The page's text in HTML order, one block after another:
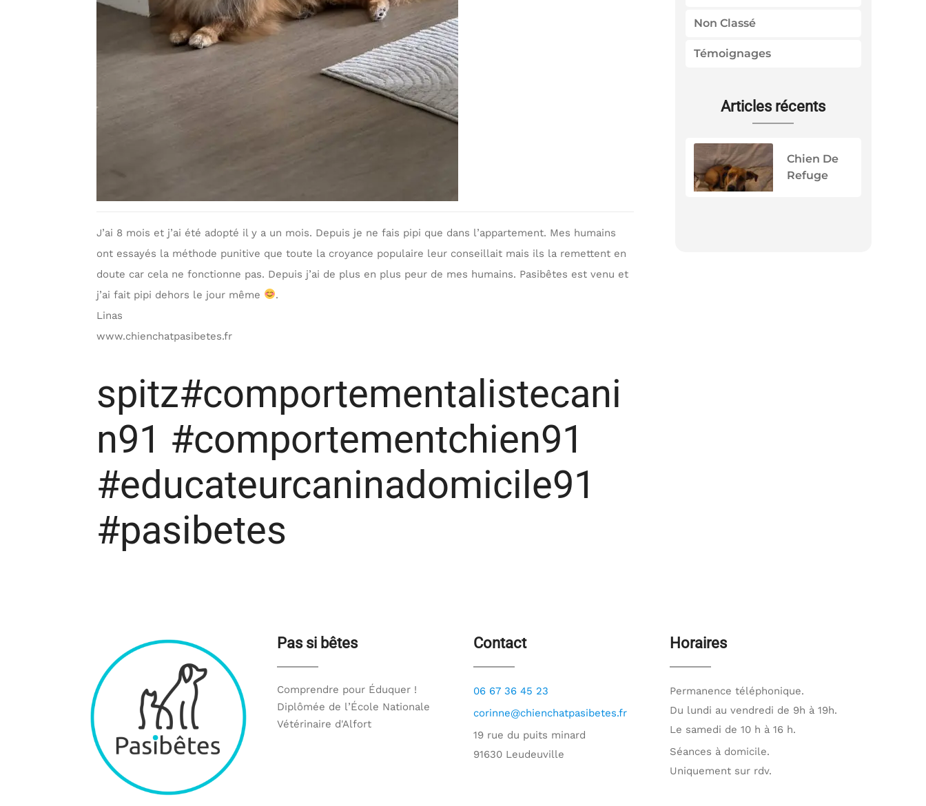
J’ai 8 mois et j’ai été adopté il y a un mois. Depuis je ne fais pipi que dans l’appartement. Mes humains
ont essayés la méthode punitive que toute la croyance populaire leur conseillait mais ils la remettent en
doute car cela ne fonctionne pas. Depuis j’ai de plus en plus peur de mes humains. Pasibêtes est venu et
j’ai fait pipi dehors le jour même
.
Linas
www.chienchatpasibetes.fr
spitz#comportementalistecani
n91 #comportementchien91
#educateurcaninadomicile91
#pasibetes
Non Classé
Témoignages
Articles récents
Chien De
Refuge
Pas si bêtes
Comprendre pour Éduquer !
Diplômée de l’École Nationale
Vétérinaire d'Alfort
Contact
06 67 36 45 23
corinne@chienchatpasibetes.fr
19 rue du puits minard
91630 Leudeuville
Horaires
Permanence téléphonique.
Du lundi au vendredi de 9h à 19h.
Le samedi de 10 h à 16 h.
Séances à domicile.
Uniquement sur rdv.